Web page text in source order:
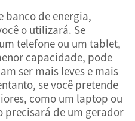
banco de energia,
o utilizará. Se
telefone ou um tablet,
capacidade, pode
ser mais leves e mais
se você pretende
como um laptop ou
precisará de um gerador